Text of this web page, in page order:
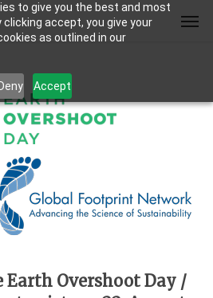
to give you the best and most
accept, you give your
as outlined in our
Accept
Earth Overshoot Day /